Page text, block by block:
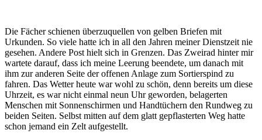
Die Fächer schienen überzuquellen von gelben Briefen mit
Urkunden. So viele hatte ich in all den Jahren meiner Dienstzeit nie
gesehen. Andere Post hielt sich in Grenzen. Das Zweirad hinter mir
wartete darauf, dass ich meine Leerung beendete, um danach mit
ihm zur anderen Seite der offenen Anlage zum Sortierspind zu
fahren. Das Wetter heute war wohl zu schön, denn bereits um diese
Uhrzeit, es war nicht einmal neun Uhr geworden, belagerten
Menschen mit Sonnenschirmen und Handtüchern den Rundweg zu
beiden Seiten. Selbst mitten auf dem glatt gepflasterten Weg hatte
schon jemand ein Zelt aufgestellt.